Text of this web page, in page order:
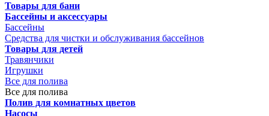
Товары для бани
Бассейны и аксессуары
Бассейны
Средства для чистки и обслуживания бассейнов
Товары для детей
Травянчики
Игрушки
Все для полива
Все для полива
Полив для комнатных цветов
Насосы